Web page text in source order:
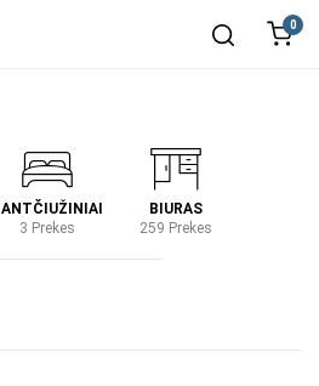
0
ANTČIUŽINIAI
3 Prekes
BIURAS
259 Prekes